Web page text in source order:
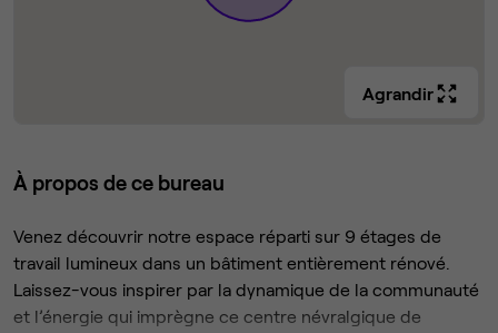
Agrandir
À propos de ce bureau
Venez découvrir notre espace réparti sur 9 étages de
travail lumineux dans un bâtiment entièrement rénové.
Laissez-vous inspirer par la dynamique de la communauté
et l’énergie qui imprègne ce centre névralgique de